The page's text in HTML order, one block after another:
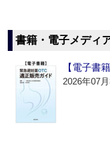
書籍・電子メディ
【電子書
2026年07